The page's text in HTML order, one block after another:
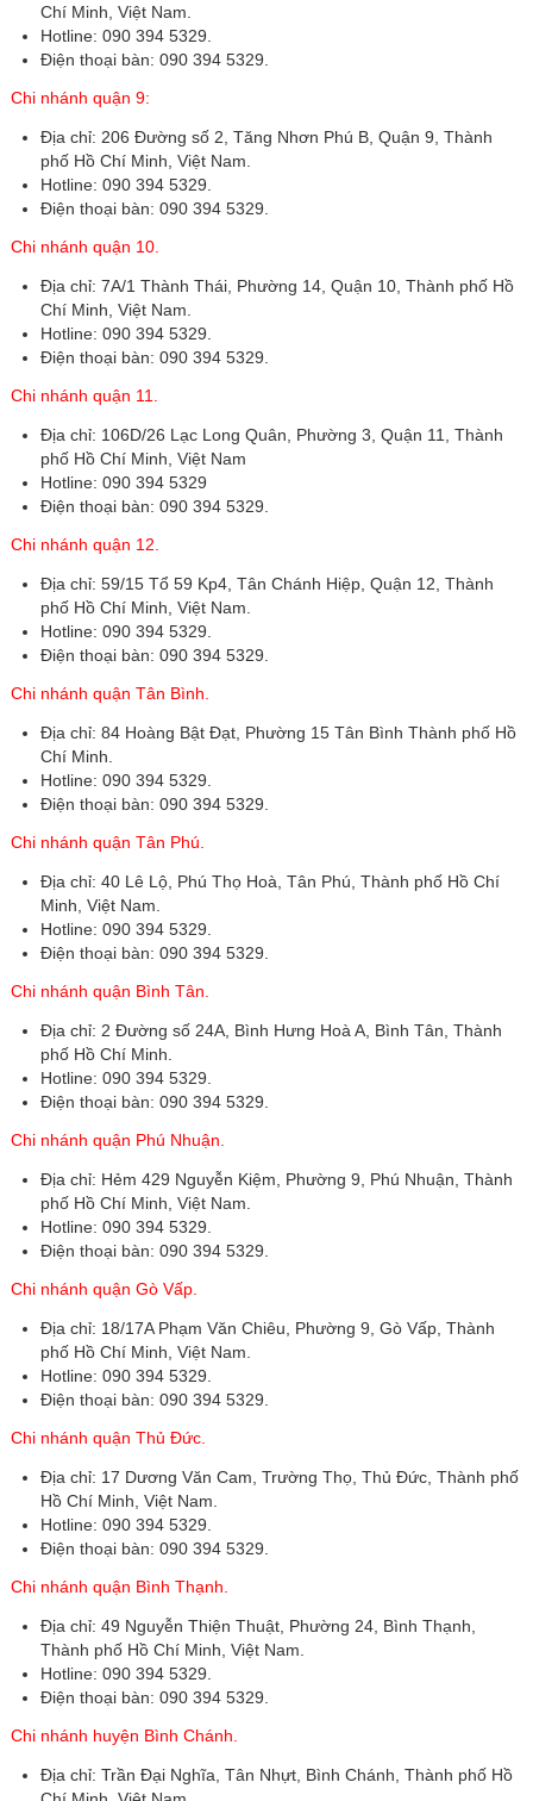
Chí Minh, Việt Nam.
Hotline: 090 394 5329.
Điện thoại bàn: 090 394 5329.
Chi nhánh quận 9:
Địa chỉ: 206 Đường số 2, Tăng Nhơn Phú B, Quận 9, Thành
phố Hồ Chí Minh, Việt Nam.
Hotline: 090 394 5329.
Điện thoại bàn: 090 394 5329.
Chi nhánh quận 10.
Địa chỉ: 7A/1 Thành Thái, Phường 14, Quận 10, Thành phố Hồ
Chí Minh, Việt Nam.
Hotline: 090 394 5329.
Điện thoại bàn: 090 394 5329.
Chi nhánh quận 11.
Địa chỉ: 106D/26 Lạc Long Quân, Phường 3, Quận 11, Thành
phố Hồ Chí Minh, Việt Nam
Hotline: 090 394 5329
Điện thoại bàn: 090 394 5329.
Chi nhánh quận 12.
Địa chỉ: 59/15 Tổ 59 Kp4, Tân Chánh Hiệp, Quận 12, Thành
phố Hồ Chí Minh, Việt Nam.
Hotline: 090 394 5329.
Điện thoại bàn: 090 394 5329.
Chi nhánh quận Tân Bình.
Địa chỉ: 84 Hoàng Bật Đạt, Phường 15 Tân Bình Thành phố Hồ
Chí Minh.
Hotline: 090 394 5329.
Điện thoại bàn: 090 394 5329.
Chi nhánh quận Tân Phú.
Địa chỉ: 40 Lê Lộ, Phú Thọ Hoà, Tân Phú, Thành phố Hồ Chí
Minh, Việt Nam.
Hotline: 090 394 5329.
Điện thoại bàn: 090 394 5329.
Chi nhánh quận Bình Tân.
Địa chỉ: 2 Đường số 24A, Bình Hưng Hoà A, Bình Tân, Thành
phố Hồ Chí Minh.
Hotline: 090 394 5329.
Điện thoại bàn: 090 394 5329.
Chi nhánh quận Phú Nhuận.
Địa chỉ: Hẻm 429 Nguyễn Kiệm, Phường 9, Phú Nhuận, Thành
phố Hồ Chí Minh, Việt Nam.
Hotline: 090 394 5329.
Điện thoại bàn: 090 394 5329.
Chi nhánh quận Gò Vấp.
Địa chỉ: 18/17A Phạm Văn Chiêu, Phường 9, Gò Vấp, Thành
phố Hồ Chí Minh, Việt Nam.
Hotline: 090 394 5329.
Điện thoại bàn: 090 394 5329.
Chi nhánh quận Thủ Đức.
Địa chỉ: 17 Dương Văn Cam, Trường Thọ, Thủ Đức, Thành phố
Hồ Chí Minh, Việt Nam.
Hotline: 090 394 5329.
Điện thoại bàn: 090 394 5329.
Chi nhánh quận Bình Thạnh.
Địa chỉ: 49 Nguyễn Thiện Thuật, Phường 24, Bình Thạnh,
Thành phố Hồ Chí Minh, Việt Nam.
Hotline: 090 394 5329.
Điện thoại bàn: 090 394 5329.
Chi nhánh huyện Bình Chánh.
Địa chỉ: Trần Đại Nghĩa, Tân Nhựt, Bình Chánh, Thành phố Hồ